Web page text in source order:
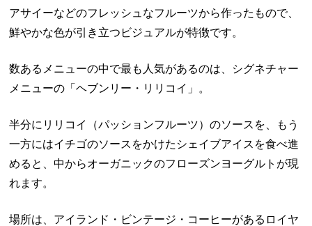
アサイーなどのフレッシュなフルーツから作ったもので、
鮮やかな色が引き立つビジュアルが特徴です。
数あるメニューの中で最も人気があるのは、シグネチャー
メニューの「ヘブンリー・リリコイ」。
半分にリリコイ（パッションフルーツ）のソースを、もう
一方にはイチゴのソースをかけたシェイブアイスを食べ進
めると、中からオーガニックのフローズンヨーグルトが現
れます。
場所は、アイランド・ビンテージ・コーヒーがあるロイヤ